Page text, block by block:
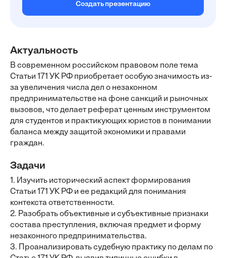
Создать презентацию
Актуальность
В современном российском правовом поле тема
Статьи 171 УК РФ приобретает особую значимость из-
за увеличения числа дел о незаконном
предпринимательстве на фоне санкций и рыночных
вызовов, что делает реферат ценным инструментом
для студентов и практикующих юристов в понимании
баланса между защитой экономики и правами
граждан.
Задачи
1. Изучить исторический аспект формирования
Статьи 171 УК РФ и ее редакций для понимания
контекста ответственности.
2. Разобрать объективные и субъективные признаки
состава преступления, включая предмет и форму
незаконного предпринимательства.
3. Проанализировать судебную практику по делам по